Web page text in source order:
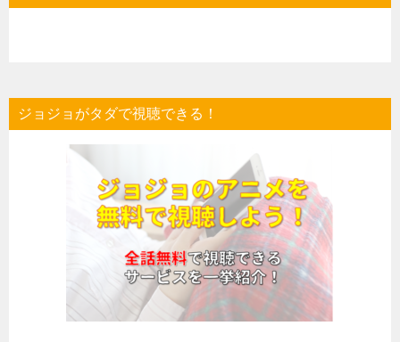
ジョジョがタダで視聴できる！